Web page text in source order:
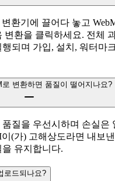
환기에 끌어다 놓고
변환을 클릭하세요. 전체
되며 가입, 설치, 워터마
로 변환하면 품질이 떨어지나요?
질을 우선시하며 손실은
(가) 고해상도라면 내보
유지합니다.
로드되나요?